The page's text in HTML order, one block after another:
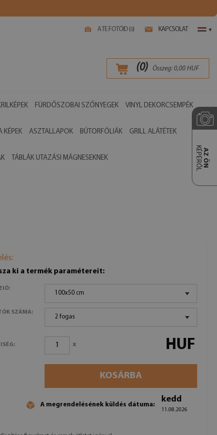
A TE FOTÓID (0) KAPCSOLAT ▾
(0) Összeg: 0,00 HUF
FÜRDŐSZOBAI SZŐNYEGEK VINYL DEKORCSEMPÉK
KÉPEK ASZTALLAPOK BÚTORFÓLIÁK GRILL ALÁTÉTEK
TÁBLÁK UTAZÁSI MÁGNESEKNEK AZ ÖN
KÉPÉRŐL
ki a termék paramétereit:
100x50 cm
SZÁMA:
2 fogas
x HUF
KOSÁRBA
A megrendelésének küldés dátuma:
kedd
11.08.2026